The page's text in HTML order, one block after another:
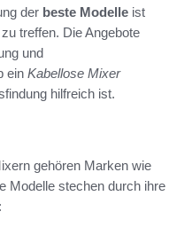
der beste Modelle ist
treffen. Die Angebote
und
ein Kabellose Mixer
hilfreich ist.
gehören Marken wie
Modelle stechen durch ihre